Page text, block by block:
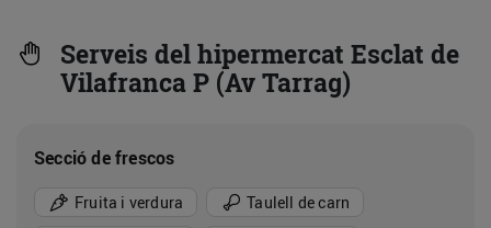
Serveis del hipermercat Esclat de
Vilafranca P (Av Tarrag)
Secció de frescos
Fruita i verdura
Taulell de carn